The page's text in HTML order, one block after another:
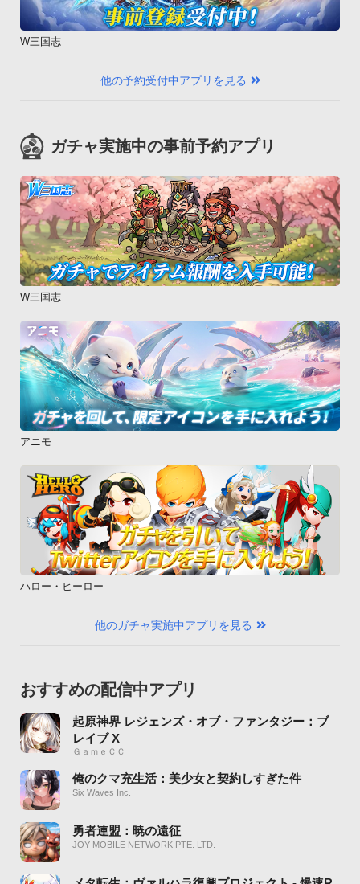
W三国志
他の予約受付中アプリを見る
ガチャ実施中の事前予約アプリ
W三国志
アニモ
ハロー・ヒーロー
他のガチャ実施中アプリを見る
おすすめの配信中アプリ
起原神界 レジェンズ・オブ・ファンタジー：ブ
レイブ X
ＧａｍｅＣＣ
俺のクマ充生活：美少女と契約しすぎた件
Six Waves Inc.
勇者連盟：暁の遠征
JOY MOBILE NETWORK PTE. LTD.